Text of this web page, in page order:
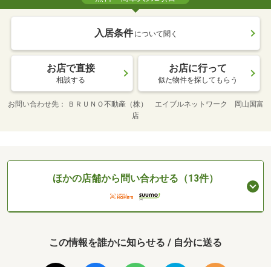
入居条件 について聞く
お店で直接
相談する
お店に行って
似た物件を探してもらう
お問い合わせ先
ＢＲＵＮＯ不動産（株） エイブルネットワーク 岡山国富
店
ほかの店舗から問い合わせる（13件）
この情報を誰かに知らせる / 自分に送る